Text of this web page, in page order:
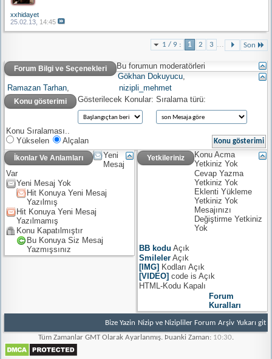
xxhidayet
25.02.13, 14:45
1 / 9 : 1 2 3 Son
Forum Bilgi ve Seçenekleri
Bu forumun moderatörleri
Gökhan Dokuyucu
Ramazan Tarhan
nizipli_mehmet
Konu gösterimi Gösterilecek Konular: Sıralama türü:
Konu Sıralaması..
Yükselen
Alçalan
İkonlar Ve Anlamları
Yeni
Mesaj
Var
Yeni Mesaj Yok
Hit Konuya Yeni Mesaj
Yazılmış
Hit Konuya Yeni Mesaj
Yazılmamış
Konu Kapatılmıştır
Bu Konuya Siz Mesaj
Yazmışsınız
Yetkileriniz
Konu Acma
YetkinizYok
Cevap Yazma
YetkinizYok
Eklenti Yükleme
YetkinizYok
Mesajınızı
Değiştirme Yetkiniz
Yok
BB kodu Açık
Smileler Açık
[IMG] KodlarıAçık
[VIDEO] code isAçık
HTML-Kodu Kapalı
Forum
Kuralları
Bize Yazin Nizip ve Nizipliler Forum Arşiv Yukarı git
Tüm Zamanlar GMT Olarak Ayarlanmış. Þuanki Zaman: 10:30.